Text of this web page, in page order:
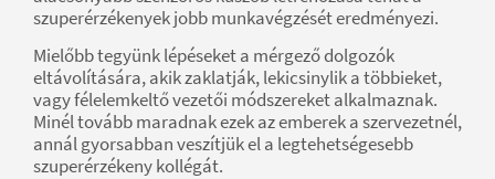
szuperérzékenyek jobb munkavégzését eredményezi.
Mielőbb tegyünk lépéseket a mérgező dolgozók
eltávolítására, akik zaklatják, lekicsinylik a többieket,
vagy félelemkeltő vezetői módszereket alkalmaznak.
Minél tovább maradnak ezek az emberek a szervezetnél,
annál gyorsabban veszítjük el a legtehetségesebb
szuperérzékeny kollégát.